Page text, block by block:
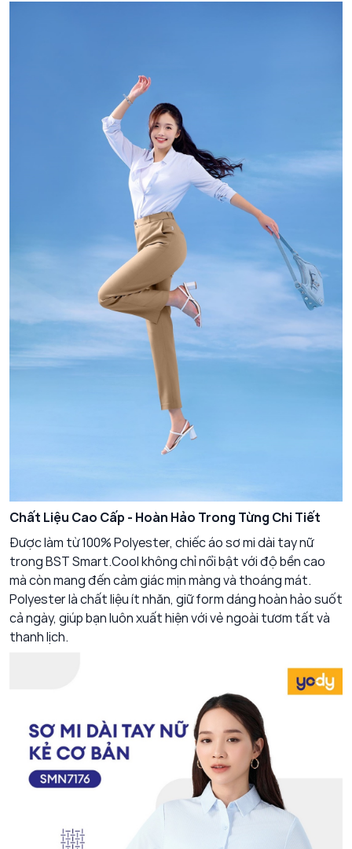
Chất Liệu Cao Cấp - Hoàn Hảo Trong Từng Chi Tiết
Được làm từ 100% Polyester, chiếc áo sơ mi dài tay nữ
trong BST Smart.Cool không chỉ nổi bật với độ bền cao
mà còn mang đến cảm giác mịn màng và thoáng mát.
Polyester là chất liệu ít nhăn, giữ form dáng hoàn hảo suốt
cả ngày, giúp bạn luôn xuất hiện với vẻ ngoài tươm tất và
thanh lịch.